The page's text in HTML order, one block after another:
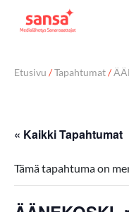
Etusivu /Tapahtumat/
« Kaikki Tapahtumat
Tämä tapahtuma on